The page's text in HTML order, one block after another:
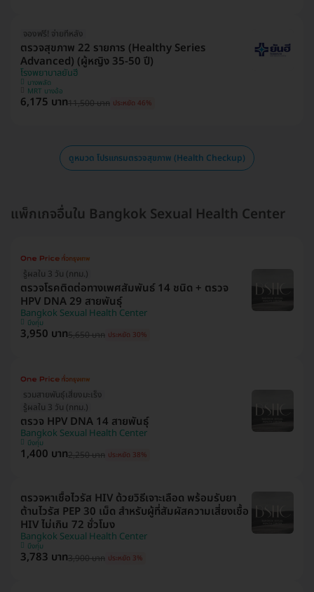
จองฟรี! จ่ายทีหลัง
ตรวจสุขภาพ 22 รายการ (Healthy Series
Advanced) (ผู้หญิง 35-50 ปี)
โรงพยาบาลยันฮี
บางพลัด
MRT บางอ้อ
6,175 บาท11,500 บาท ประหยัด 46%
ดูหมวด โปรแกรมตรวจสุขภาพ (Health Checkup)
แพ็กเกจอื่นใน Bangkok Sexual Health Center
รู้ผลใน 3 วัน (กทม.)
ตรวจโรคติดต่อทางเพศสัมพันธ์ 14 ชนิด + ตรวจ
HPV DNA 29 สายพันธุ์
Bangkok Sexual Health Center
บึงกุ่ม
3,950 บาท5,650 บาท ประหยัด 30%
รวมสายพันธุ์เสี่ยงมะเร็ง
รู้ผลใน 3 วัน (กทม.)
ตรวจ HPV DNA 14 สายพันธุ์
Bangkok Sexual Health Center
บึงกุ่ม
1,400 บาท2,250 บาท ประหยัด 38%
ตรวจหาเชื้อไวรัส HIV ด้วยวิธีเจาะเลือด พร้อมรับยา
ต้านไวรัส PEP 30 เม็ด สำหรับผู้ที่สัมผัสความเสี่ยงเชื้อ
HIV ไม่เกิน 72 ชั่วโมง
Bangkok Sexual Health Center
บึงกุ่ม
3,783 บาท3,900 บาท ประหยัด 3%